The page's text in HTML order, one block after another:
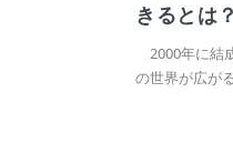
きるとは
2000年に結
の世界が広が